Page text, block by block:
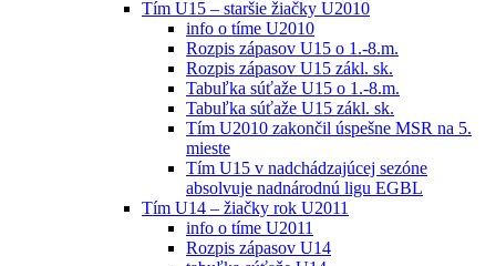
Tím U15 – staršie žiačky U2010
info o tíme U2010
Rozpis zápasov U15 o 1.-8.m.
Rozpis zápasov U15 zákl. sk.
Tabuľka súťaže U15 o 1.-8.m.
Tabuľka súťaže U15 zákl. sk.
Tím U2010 zakončil úspešne MSR na 5.
mieste
Tím U15 v nadchádzajúcej sezóne
absolvuje nadnárodnú ligu EGBL
Tím U14 – žiačky rok U2011
info o tíme U2011
Rozpis zápasov U14